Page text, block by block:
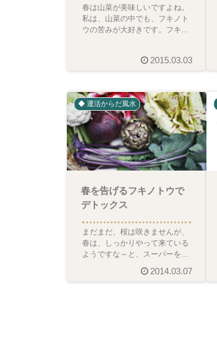
春は山菜が美味しいですよね。
私は、山菜の中でも、フキノト
ウの苦みが大好きです。フキノ
2015.03.03
◆ 運活からだ風水
春を告げるフキノトウで
デトックス
まだまだ、桜は咲きませんが、
春は、しっかりやって来ている
ようですな～と、スーパーを覗
くと思います。この時期にし
か、並ばない春の山菜が置い
2014.03.07